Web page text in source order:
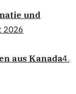
und
2026
aus Kanada4.